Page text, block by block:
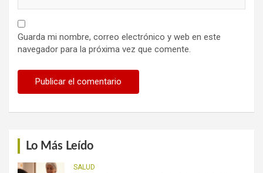
Guarda mi nombre, correo electrónico y web en este
navegador para la próxima vez que comente.
Lo Más Leído
SALUD